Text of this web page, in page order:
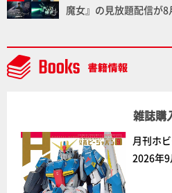
魔女』の見放題配信が
雑誌購
月刊ホ
2026年